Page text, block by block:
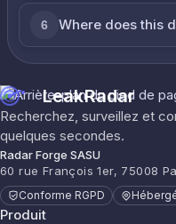
6 Where does this
LeakRadar
Recherchez, surveillez et
quelques secondes.
Radar Forge SASU
60 rue François 1er, 75008
Conforme RGPD
Produit